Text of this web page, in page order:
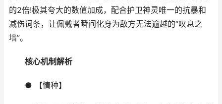
的2倍!极其夸大的数值加成，配合护卫神灵唯一的抗暴和
减伤词条，让佩戴者瞬间化身为敌方无法逾越的“叹息之
墙”。
核心机制解析
● 【情种】